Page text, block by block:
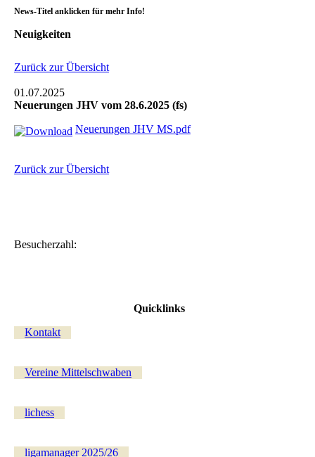
News-Titel anklicken für mehr Info!
Neuigkeiten
Zurück zur Übersicht
01.07.2025
Neuerungen JHV vom 28.6.2025 (fs)
Neuerungen JHV MS.pdf
Zurück zur Übersicht
Besucherzahl:
Quicklinks
Kontakt
Vereine Mittelschwaben
lichess
ligamanager 2025/26